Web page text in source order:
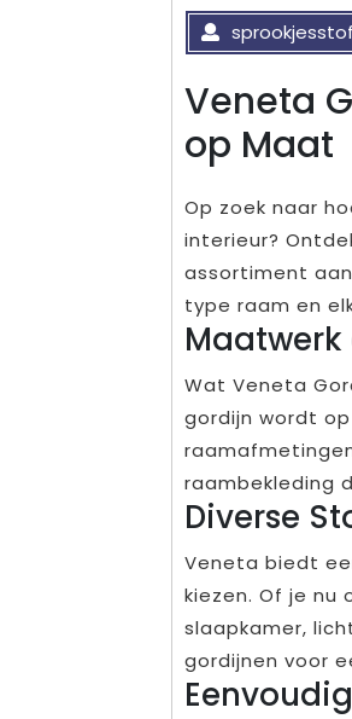
Veneta
op Maat
Op zoek naar
interieur?
assortiment
type raam en
Wat Veneta
gordijn wordt
raambekleding
Diverse
Veneta biedt
kiezen. Of je nu
slaapkamer,
gordijnen voor